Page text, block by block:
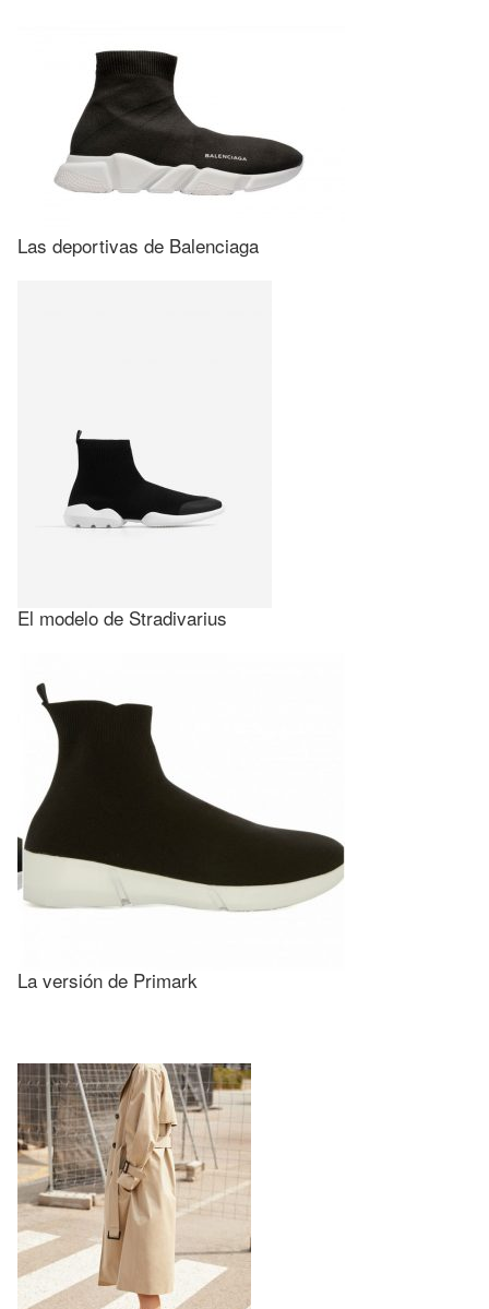
Las deportivas de Balenciaga
El modelo de Stradivarius
La versión de Primark